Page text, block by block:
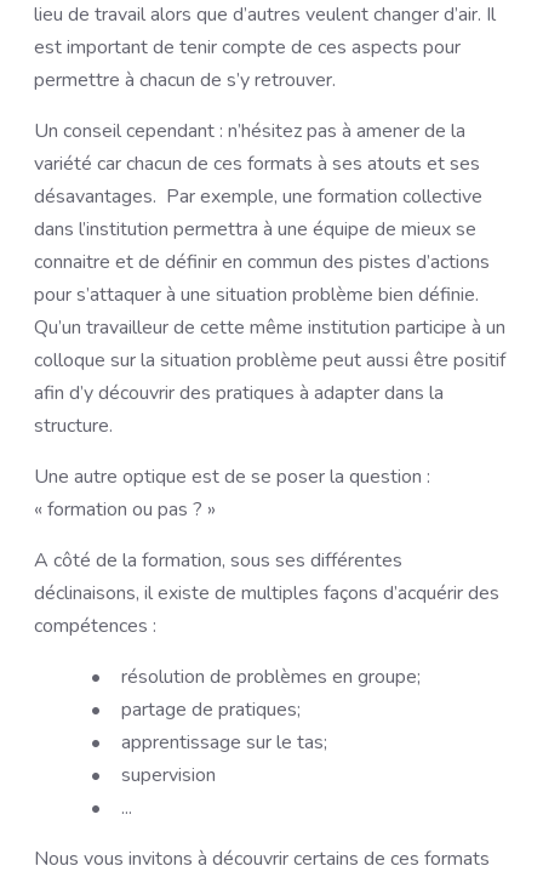
lieu de travail alors que d’autres veulent changer d’air. Il
est important de tenir compte de ces aspects pour
permettre à chacun de s’y retrouver.
Un conseil cependant : n’hésitez pas à amener de la
variété car chacun de ces formats à ses atouts et ses
désavantages. Par exemple, une formation collective
dans l’institution permettra à une équipe de mieux se
connaitre et de définir en commun des pistes d’actions
pour s’attaquer à une situation problème bien définie.
Qu’un travailleur de cette même institution participe à un
colloque sur la situation problème peut aussi être positif
afin d’y découvrir des pratiques à adapter dans la
structure.
Une autre optique est de se poser la question :
« formation ou pas ? »
A côté de la formation, sous ses différentes
déclinaisons, il existe de multiples façons d’acquérir des
compétences :
résolution de problèmes en groupe;
partage de pratiques;
apprentissage sur le tas;
supervision
...
Nous vous invitons à découvrir certains de ces formats